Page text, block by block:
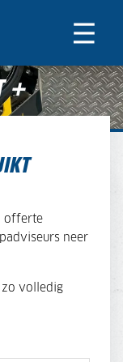
+
offerte
neer
volledig